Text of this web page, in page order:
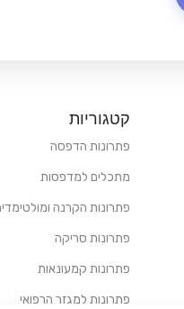
קטגוריות
פתרונות הדפסה
מתכלים למדפסות
פתרונות הקרנה
פתרונות סריקה
פתרונות קמעונאות
פתרונות למגזר הרפואי